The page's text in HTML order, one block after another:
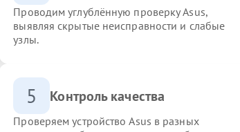
Проводим углублённую проверку Asus,
выявляя скрытые неисправности и слабые
узлы.
5 Контроль качества
Проверяем устройство Asus в разных